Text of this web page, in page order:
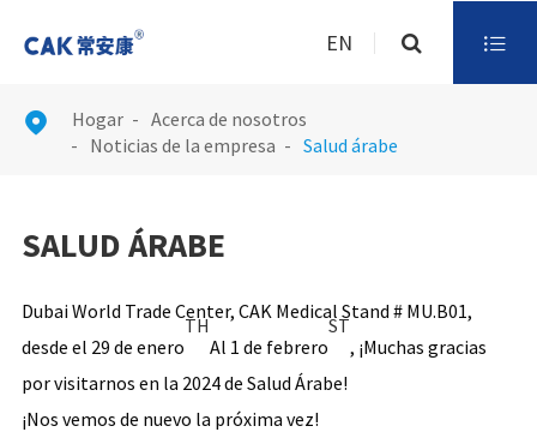
EN 
 Hogar
Acerca de nosotros
Noticias de la empresa
Salud árabe
SALUD ÁRABE
Dubai World Trade Center, CAK Medical Stand # MU.B01,
desde el 29 de enero
TH
Al 1 de febrero
ST
, ¡Muchas gracias
por visitarnos en la 2024 de Salud Árabe!
¡Nos vemos de nuevo la próxima vez!